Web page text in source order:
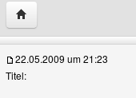
Website dieses
22.05.2009 um 21:23
Titel: